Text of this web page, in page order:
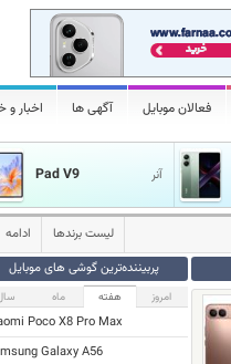
فعالان موبایل آگهی ها اخبار و
آنر Pad V9
لیست برندها
ادامه
پر‌بیننده‌ترین گوشی های موبایل
امروز هفته ماه
Poco X8 Pro Max
Galaxy A56